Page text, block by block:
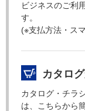
ビジネスのご利
す。
(※支払方法・ス
カタロ
カタログ・チラ
は、こちらから